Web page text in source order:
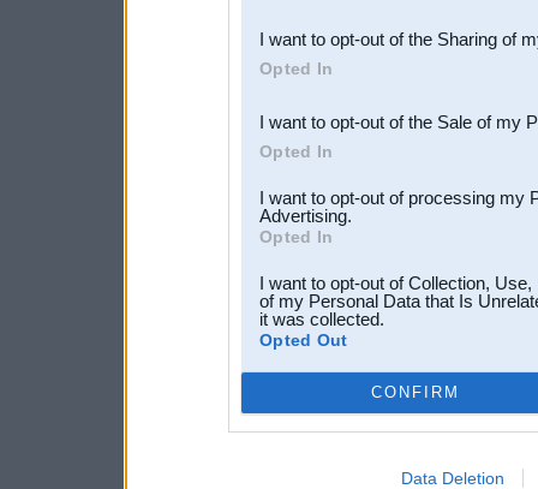
Downstream Participants
third parties.
I want to opt-out of the Sharing of
Opted In
I want to opt-out of the Sale of my
Opted In
I want to opt-out of processing my
Advertising.
Opted In
I want to opt-out of Collection,
of my Personal Data that Is
it was collected.
Opted Out
CONFIRM
Data Deletion